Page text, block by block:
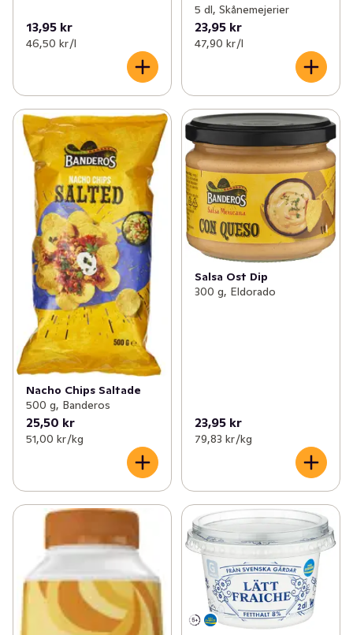
13,95 kr
46,50 kr /l
5 dl, Skånemejerier
23,95 kr
47,90 kr /l
Nacho Chips Saltade
500 g, Banderos
25,50 kr
51,00 kr /kg
Salsa Ost Dip
300 g, Eldorado
23,95 kr
79,83 kr /kg